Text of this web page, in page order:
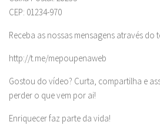
CEP: 01234-970
Receba as nossas mensagens através do
http://t.me/mepoupenaweb
Gostou do vídeo? Curta, compartilha e
perder o que vem por ai!
Enriquecer faz parte da vida!